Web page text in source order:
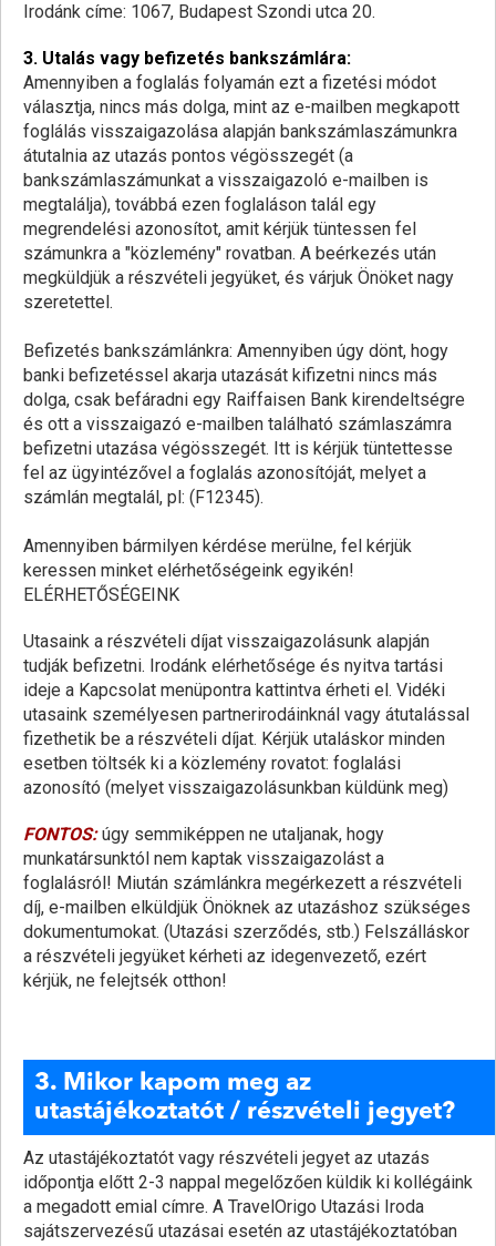
Irodánk címe: 1067, Budapest Szondi utca 20.
3. Utalás vagy befizetés bankszámlára:
Amennyiben a foglalás folyamán ezt a fizetési módot
választja, nincs más dolga, mint az e-mailben megkapott
foglálás visszaigazolása alapján bankszámlaszámunkra
átutalnia az utazás pontos végösszegét (a
bankszámlaszámunkat a visszaigazoló e-mailben is
megtalálja), továbbá ezen foglaláson talál egy
megrendelési azonosítot, amit kérjük tüntessen fel
számunkra a "közlemény" rovatban. A beérkezés után
megküldjük a részvételi jegyüket, és várjuk Önöket nagy
szeretettel.
Befizetés bankszámlánkra: Amennyiben úgy dönt, hogy
banki befizetéssel akarja utazását kifizetni nincs más
dolga, csak befáradni egy Raiffaisen Bank kirendeltségre
és ott a visszaigazó e-mailben található számlaszámra
befizetni utazása végösszegét. Itt is kérjük tüntettesse
fel az ügyintézővel a foglalás azonosítóját, melyet a
számlán megtalál, pl: (F12345).
Amennyiben bármilyen kérdése merülne, fel kérjük
keressen minket elérhetőségeink egyikén!
ELÉRHETŐSÉGEINK
Utasaink a részvételi díjat visszaigazolásunk alapján
tudják befizetni. Irodánk elérhetősége és nyitva tartási
ideje a Kapcsolat menüpontra kattintva érheti el. Vidéki
utasaink személyesen partnerirodáinknál vagy átutalással
fizethetik be a részvételi díjat. Kérjük utaláskor minden
esetben töltsék ki a közlemény rovatot: foglalási
azonosító (melyet visszaigazolásunkban küldünk meg)
FONTOS:úgy semmiképpen ne utaljanak, hogy
munkatársunktól nem kaptak visszaigazolást a
foglalásról! Miután számlánkra megérkezett a részvételi
díj, e-mailben elküldjük Önöknek az utazáshoz szükséges
dokumentumokat. (Utazási szerződés, stb.) Felszálláskor
a részvételi jegyüket kérheti az idegenvezető, ezért
kérjük, ne felejtsék otthon!
3. Mikor kapom meg az
utastájékoztatót / részvételi jegyet?
Az utastájékoztatót vagy részvételi jegyet az utazás
időpontja előtt 2-3 nappal megelőzően küldik ki kollégáink
a megadott emial címre. A TravelOrigo Utazási Iroda
sajátszervezésű utazásai esetén az utastájékoztatóban